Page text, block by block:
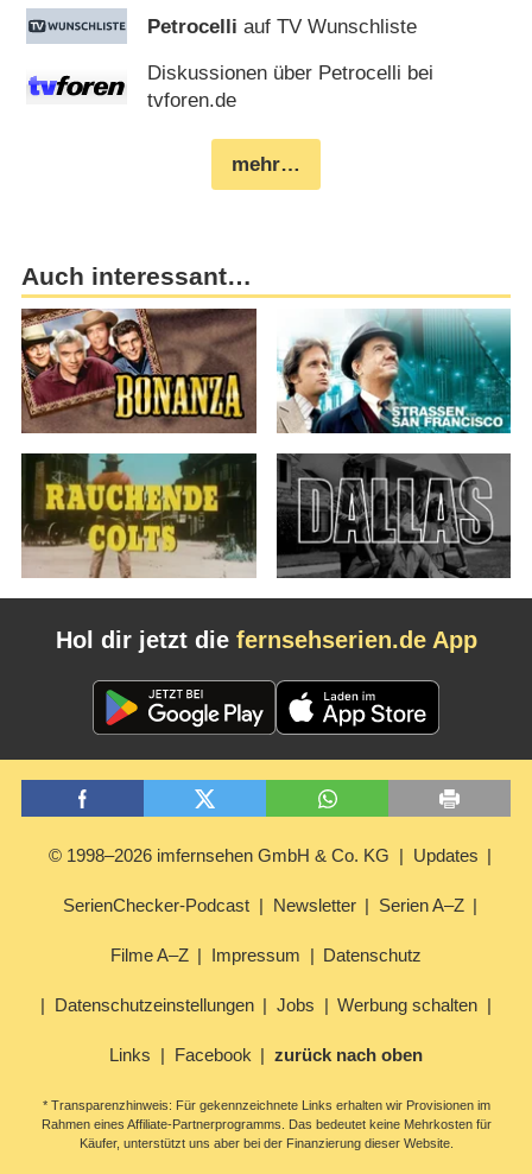
Petrocelli auf TV Wunschliste
Diskussionen über Petrocelli bei
tvforen.de
mehr…
Auch interessant…
Hol dir jetzt die fernsehserien.de App
© 1998–2026 imfernsehen GmbH & Co. KG Updates
SerienChecker-Podcast Newsletter Serien A–Z
Filme A–Z Impressum Datenschutz
Datenschutzeinstellungen Jobs Werbung schalten
Links Facebook zurück nach oben
* Transparenzhinweis: Für gekennzeichnete Links erhalten wir Provisionen im
Rahmen eines Affiliate-Partnerprogramms. Das bedeutet keine Mehrkosten für
Käufer, unterstützt uns aber bei der Finanzierung dieser Website.